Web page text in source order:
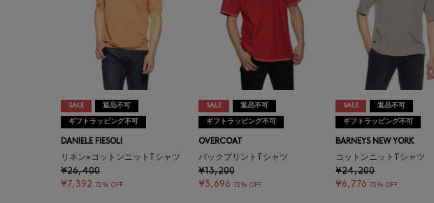
SALE 返品不可
ギフトラッピング不可
DANIELE FIESOLI
リネン×コットンニットTシャツ
¥26,400
¥7,392 72% OFF
SALE 返品不可
ギフトラッピング不可
OVERCOAT
バックプリントTシャツ
¥13,200
¥3,696 72% OFF
SALE 返品不可
ギフトラッピング不可
BARNEYS NEW YORK
コットンニットTシャツ
¥24,200
¥6,776 72% OFF